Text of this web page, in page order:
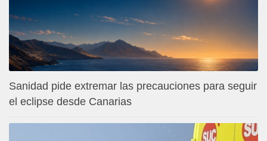
Sanidad pide extremar las precauciones para seguir
el eclipse desde Canarias